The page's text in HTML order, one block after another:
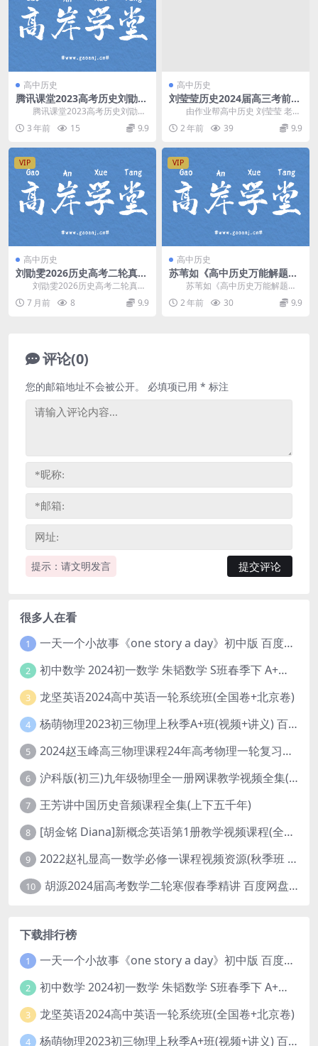
高中历史
腾讯课堂2023高考历史刘勖雯
第一阶段大题方法班（高三）
百度网盘分享
腾讯课堂2023高考历史刘勖雯
第一阶段大题方法班，百度网盘分
享高考历史复习课...
3 年前 15 9.9
高中历史
刘莹莹历史2024届高三考前密
训押题(含密卷) 百度网盘分享
由作业帮高中历史 刘莹莹 老师
讲课，9讲高中历史辅导经验。刘莹
莹2024届高...
2 年前 39 9.9
VIP
高中历史
刘勖雯2026历史高考二轮真题
精讲班 百度网盘分享
刘勖雯2026历史高考二轮真题
精讲班，新高考四年真题精选+三年
优质模拟题全覆...
7 月前 8 9.9
VIP
高中历史
苏苇如《高中历史万能解题方
法课13讲视频》 百度网盘分享
苏苇如《高中历史万能解题方
法课13讲视频》，每一章分为理论
篇和实战篇两个小节...
2 年前 30 9.9
评论(0)
提示：请文明发言
您的邮箱地址不会被公开。 必填项已用 * 标注
很多人在看
1 一天一个小故事《one story a day》初中版 百度网盘分享下载
2 初中数学 2024初一数学 朱韬数学 S班春季下 A+班春季下 百度云网盘
3 龙坚英语2024高中英语一轮系统班(全国卷+北京卷)
4 杨萌物理2023初三物理上秋季A+班(视频+讲义) 百度网盘分享
5 2024赵玉峰高三物理课程24年高考物理一轮复习网课教程
6 沪科版(初三)九年级物理全一册网课教学视频全集(录播版 杜春雨 66讲)
7 王芳讲中国历史音频课程全集(上下五千年)
8 [胡金铭 Diana]新概念英语第1册教学视频课程(全集 百度网盘下载)
9 2022赵礼显高一数学必修一课程视频资源(秋季班 含讲义)百度网盘云
10 胡源2024届高考数学二轮寒假春季精讲 百度网盘分享
下载排行榜
1 一天一个小故事《one story a day》初中版 百度网盘分享下载
2 初中数学 2024初一数学 朱韬数学 S班春季下 A+班春季下 百度云网盘
3 龙坚英语2024高中英语一轮系统班(全国卷+北京卷)
4 杨萌物理2023初三物理上秋季A+班(视频+讲义) 百度网盘分享